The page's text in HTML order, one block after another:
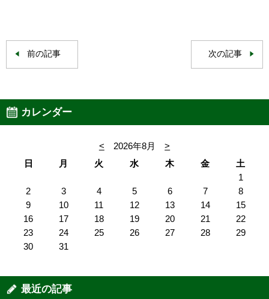
前の記事 次の記事
カレンダー
< 2026年8月
>
日
月 火 水 木 金
土
1
2
3 4 5 6 7
8
9
10 11 12 13 14
15
16
17 18 19 20 21
22
23
24 25 26 27 28
29
30
31
最近の記事